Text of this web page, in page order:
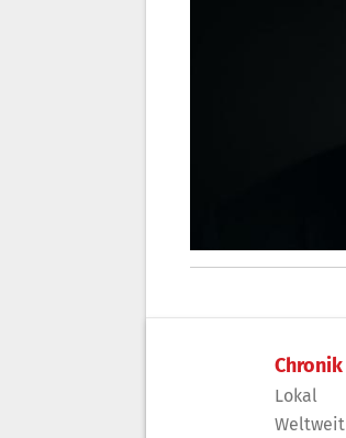
Chronik
Lokal
Weltweit